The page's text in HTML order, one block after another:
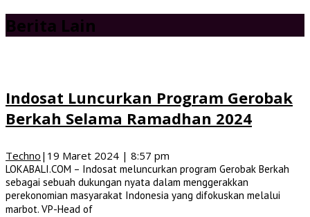
Berita Lain
Indosat Luncurkan Program Gerobak
Berkah Selama Ramadhan 2024
Techno | 19 Maret 2024 | 8:57 pm
LOKABALI.COM – Indosat meluncurkan program Gerobak Berkah
sebagai sebuah dukungan nyata dalam menggerakkan
perekonomian masyarakat Indonesia yang difokuskan melalui
marbot. VP-Head of